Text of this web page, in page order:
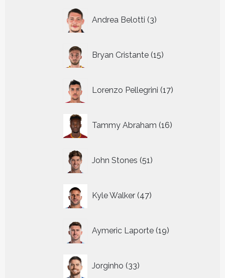
Andrea Belotti 3
producten
Bryan Cristante 15
producten
Lorenzo Pellegrini 17
producten
Tammy Abraham 16
producten
John Stones 51
producten
Kyle Walker 47
producten
Aymeric Laporte 19
producten
Jorginho 33
producten